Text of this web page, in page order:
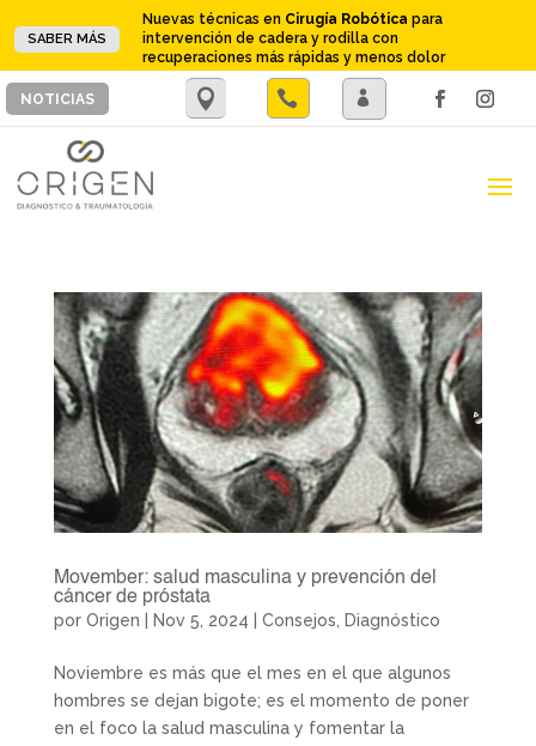
SABER MÁS
Nuevas técnicas en Cirugía Robótica para
intervención de cadera y rodilla con
recuperaciones más rápidas y menos dolor
NOTICIAS 
Movember: salud masculina y prevención del
cáncer de próstata
por Origen Nov 5, 2024 Consejos Diagnóstico
Noviembre es más que el mes en el que algunos
hombres se dejan bigote; es el momento de poner
en el foco la salud masculina y fomentar la